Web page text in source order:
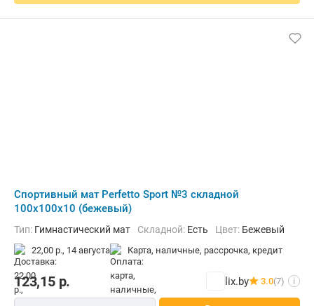
Cпортивный мат Perfetto Sport №3 складной
100x100x10 (бежевый)
Тип: Гимнастический мат Складной: Есть Цвет: Бежевый
22,00 р., 14 августа карта, наличные, рассрочка, кредит
123,15р. lix.by 3.0(7) i